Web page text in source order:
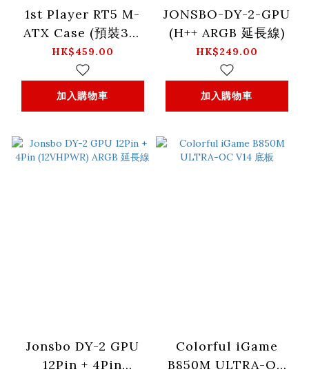
1st Player RT5 M-
ATX Case (預裝3把
ARGB風扇) (白色)
HK$459.00
加入購物車
JONSBO-DY-2-GPU
(H++ ARGB 延長線)
HK$249.00
加入購物車
Jonsbo DY-2 GPU
12Pin + 4Pin
Colorful iGame
B850M ULTRA-OC